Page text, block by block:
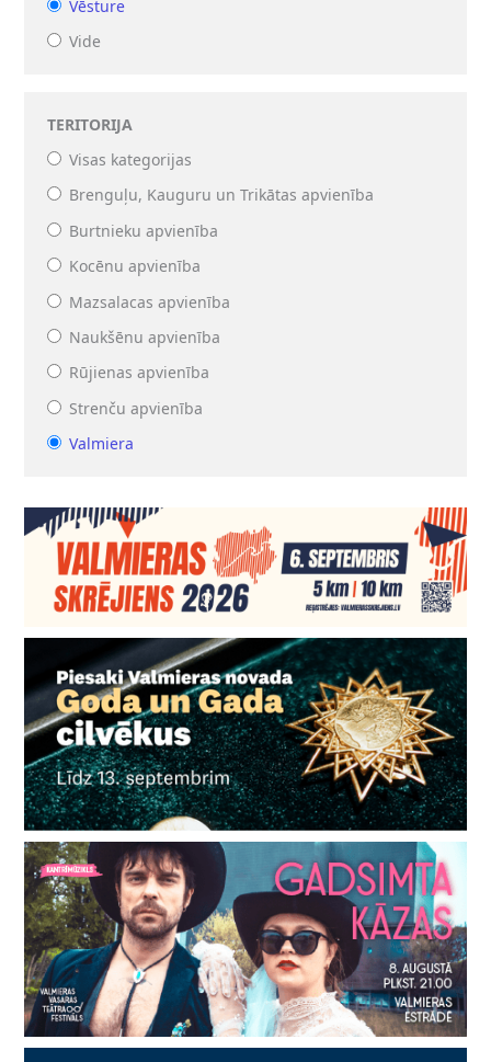
Vēsture
Vide
TERITORIJA
Visas kategorijas
Brenguļu, Kauguru un Trikātas apvienība
Burtnieku apvienība
Kocēnu apvienība
Mazsalacas apvienība
Naukšēnu apvienība
Rūjienas apvienība
Strenču apvienība
Valmiera